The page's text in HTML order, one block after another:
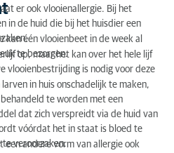
er ook vlooienallergie. Bij het
in de huid die bij het huisdier een
kan één vlooienbeet in de week al
te bezorgen.
op, maar het kan over het hele lijf
vlooienbestrijding is nodig voor deze
in huis onschadelijk te maken,
te worden met een
dat zich verspreidt via de huid van
vóórdat het in staat is bloed te
te veroorzaken.
een andere vorm van allergie ook